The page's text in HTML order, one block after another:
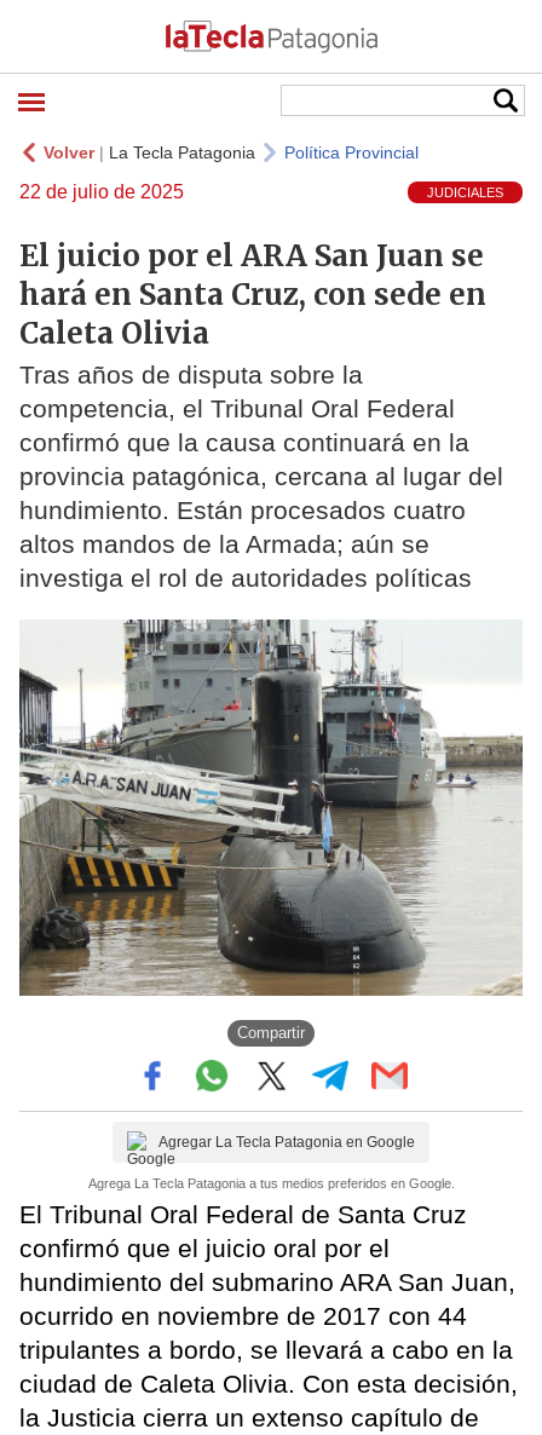
Volver| La Tecla Patagonia Política Provincial
22 de julio de 2025 JUDICIALES
El juicio por el ARA San Juan se
hará en Santa Cruz, con sede en
Caleta Olivia
Tras años de disputa sobre la
competencia, el Tribunal Oral Federal
confirmó que la causa continuará en la
provincia patagónica, cercana al lugar del
hundimiento. Están procesados cuatro
altos mandos de la Armada; aún se
investiga el rol de autoridades políticas
Compartir
Agregar La Tecla Patagonia en Google
Agrega La Tecla Patagonia a tus medios preferidos en Google.
El Tribunal Oral Federal de Santa Cruz
confirmó que el juicio oral por el
hundimiento del submarino ARA San Juan,
ocurrido en noviembre de 2017 con 44
tripulantes a bordo, se llevará a cabo en la
ciudad de Caleta Olivia. Con esta decisión,
la Justicia cierra un extenso capítulo de